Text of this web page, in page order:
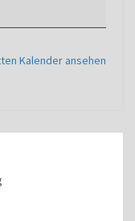
Kalender ansehen